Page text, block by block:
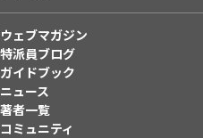
ウェブマガジン
特派員ブログ
ガイドブック
ニュース
著者一覧
コミュニティ